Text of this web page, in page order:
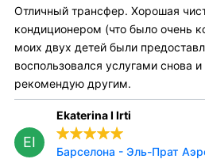
Отличный трансфер. Хорошая
кондиционером (что было очень
моих двух детей были
воспользовался услугами снова
рекомендую другим.
EI
Ekaterina I Irti
Барселона - Эль-Прат